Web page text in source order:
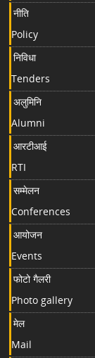
नीति
Policy
निविधा
Tenders
अलुमिनि
Alumni
आरटीआई
RTI
सम्मेलन
Conferences
आयोजन
Events
फोटो गैलरी
Photo gallery
मेल
Mail